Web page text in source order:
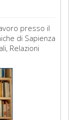
presso il
di Sapienza
Relazioni